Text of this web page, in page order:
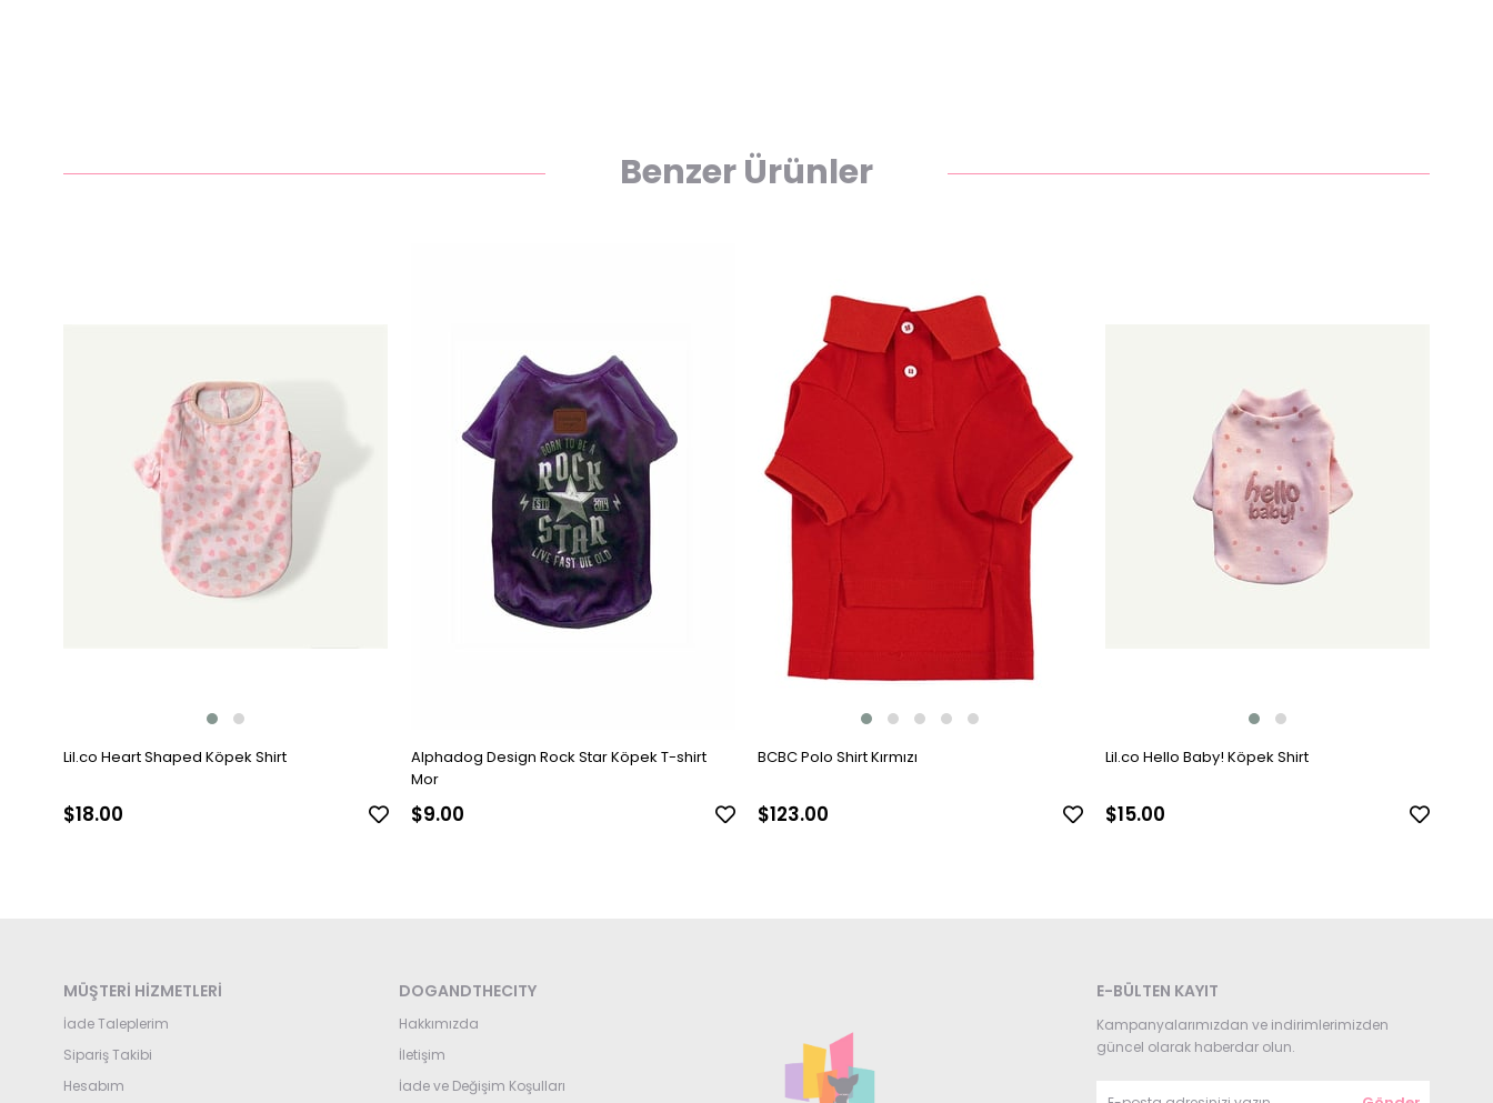
Benzer Ürünler
Lil.co Heart Shaped Köpek Shirt
$18.00
Alphadog Design Rock Star Köpek T-shirt
Mor
$9.00
BCBC Polo Shirt Kırmızı
$123.00
Lil.co Hello Baby! Köpek Shirt
$15.00
MÜŞTERİ HİZMETLERİ
İade Taleplerim
Sipariş Takibi
Hesabım
DOGANDTHECITY
Hakkımızda
İletişim
İade ve Değişim Koşulları
E-BÜLTEN KAYIT
Kampanyalarımızdan ve indirimlerimizden
güncel olarak haberdar olun.